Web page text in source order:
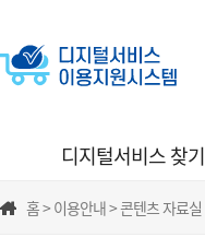
디지털서비스 찾기
홈 > 이용안내 > 콘텐츠 자료실